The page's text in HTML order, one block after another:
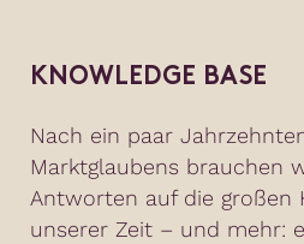
KNOWLEDGE BASE
Nach ein paar
Marktglaubens brauchen
Antworten auf die großen
unserer Zeit – und mehr: